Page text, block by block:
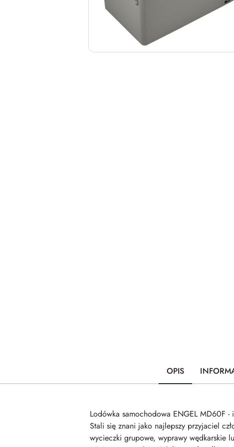
OPIS
Lodówka samochodowa ENGEL MD60F -
Stali się znani jako najlepszy przyjaciel
wycieczki grupowe, wyprawy wędkarskie